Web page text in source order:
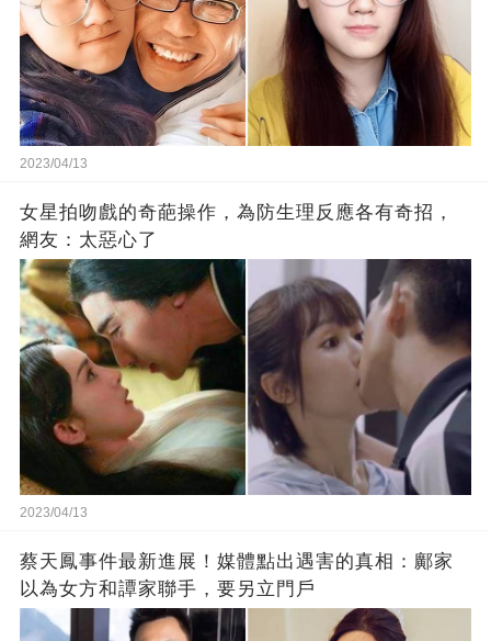
2023/04/13
女星拍吻戲的奇葩操作，為防生理反應各有奇招，
網友：太惡心了
2023/04/13
蔡天鳳事件最新進展！媒體點出遇害的真相：鄺家
以為女方和譚家聯手，要另立門戶